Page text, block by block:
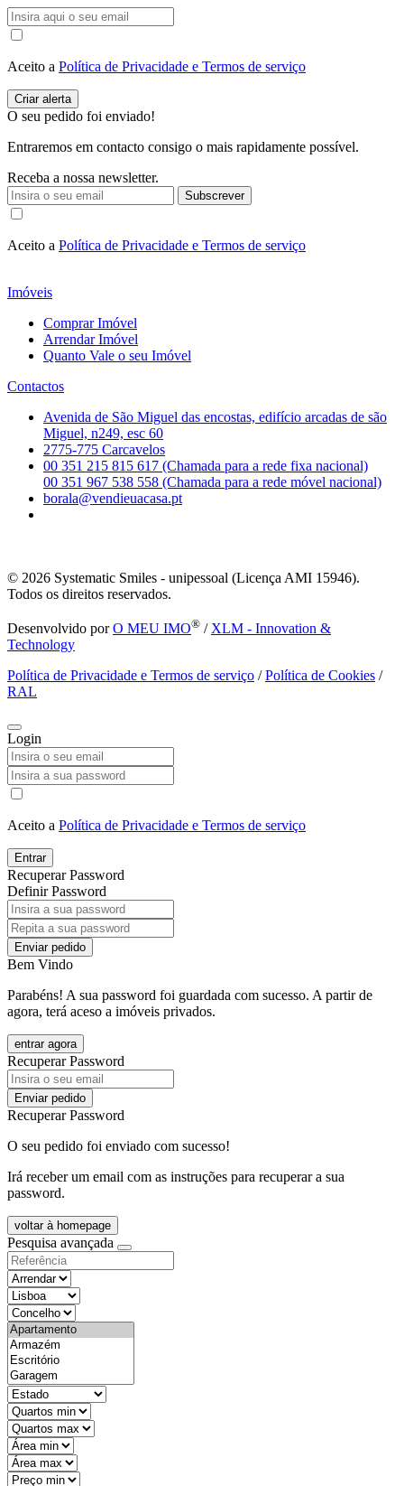
Aceito a Política de Privacidade e Termos de serviço
O seu pedido foi enviado!
Entraremos em contacto consigo o mais rapidamente possível.
Receba a nossa newsletter.
Subscrever
Aceito a Política de Privacidade e Termos de serviço
Imóveis
Comprar Imóvel
Arrendar Imóvel
Quanto Vale o seu Imóvel
Contactos
Avenida de São Miguel das encostas, edifício arcadas de são
Miguel, n249, esc 60
2775-775 Carcavelos
00 351 215 815 617 (Chamada para a rede fixa nacional)
00 351 967 538 558 (Chamada para a rede móvel nacional)
borala@vendieuacasa.pt
© 2026 Systematic Smiles - unipessoal (Licença AMI 15946).
Todos os direitos reservados.
Desenvolvido porO MEU IMO® / XLM - Innovation &
Technology
Política de Privacidade e Termos de serviço /Política de Cookies /
RAL
Login
Aceito a Política de Privacidade e Termos de serviço
Entrar
Recuperar Password
Definir Password
Enviar pedido
Bem Vindo
Parabéns! A sua password foi guardada com sucesso. A partir de
agora, terá aceso a imóveis privados.
entrar agora
Recuperar Password
Enviar pedido
Recuperar Password
O seu pedido foi enviado com sucesso!
Irá receber um email com as instruções para recuperar a sua
password.
voltar à homepage
Pesquisa avançada
objective
districtId
countyId
types
state
mintypo
maxtypo
minarea
maxarea
minprice